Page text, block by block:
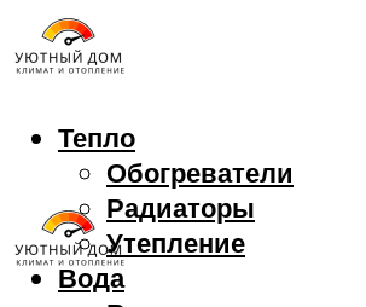
Тепло
Обогреватели
Радиаторы
Утепление
Вода